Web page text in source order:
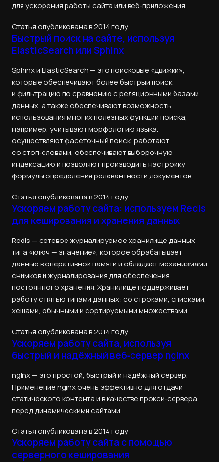
для ускорения работы сайта или веб‑приложения.
Статья опубликована в 2014 году
Быстрый поиск на сайте, используя
ElasticSearch или Sphinx
Sphinx и ElasticSearch — это поисковые «движки»,
которые обеспечивают более быстрый поиск
и фильтрацию по сравнению с реляционными базами
данных, а также обеспечивают возможность
использования многих полезных функций поиска,
например, учитывают морфологию языка,
осуществляют фасеточный поиск, работают
со стоп‑словами, обеспечивают выборочную
индексацию и позволяют производить настройку
формулы определения релевантности документов.
Статья опубликована в 2014 году
Ускоряем работу сайта: используем Redis
для кеширования и хранения данных
Redis — сетевое журналируемое хранилище данных
типа «ключ — значение», которое обрабатывает
данные в оперативной памяти и обладает механизмами
снимков и журналирования для обеспечения
постоянного хранения. Хранилище поддерживает
работу с пятью типами данных: со строками, списками,
хешами, обычными и сортируемыми множествами.
Статья опубликована в 2014 году
Ускоряем работу сайта, используя
быстрый и надёжный веб‑сервер nginx
nginx — это простой, быстрый и надёжный сервер.
Применение nginx очень эффективно для отдачи
статического контента и в качестве прокси‑сервера
перед динамическими сайтами.
Статья опубликована в 2014 году
Ускоряем работу сайта с помощью
серверного кеширования